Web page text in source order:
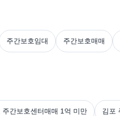
주간보호임대 주간보호매매
주간보호센터매매 1억 미만 김포